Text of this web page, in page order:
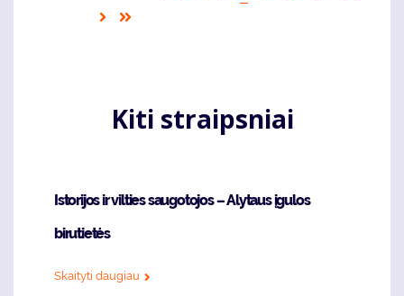
page
Sekantis
Kiti straipsniai
Istorijos ir vilties saugotojos – Alytaus įgulos
birutietės
Skaityti daugiau